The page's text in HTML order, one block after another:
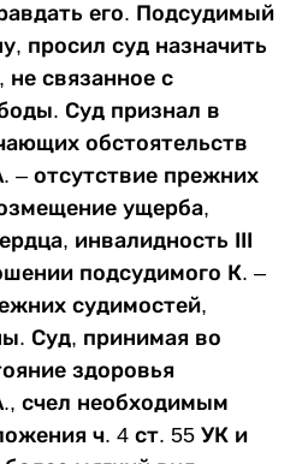
его. Подсудимый
просил суд назначить
не связанное с
Суд признал в
обстоятельств
– отсутствие прежних
ущерба,
инвалидность ІІІ
подсудимого К. –
судимостей,
Суд, принимая во
здоровья
счел необходимым
ч. 4 ст. 55 УК и